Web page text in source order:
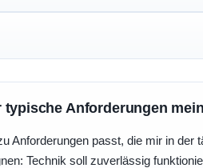
Anforderungen
Anforderungen passt, die mir in der
Technik soll zuverlässig